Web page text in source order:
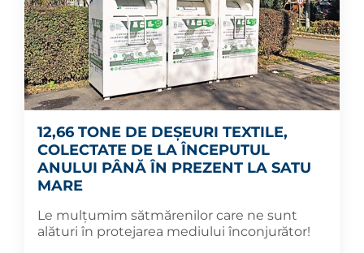
12,66 TONE DE DEȘEURI TEXTILE,
COLECTATE DE LA ÎNCEPUTUL
ANULUI PÂNĂ ÎN PREZENT LA SATU
MARE
Le mulțumim sătmărenilor care ne sunt
alături în protejarea mediului înconjurător!